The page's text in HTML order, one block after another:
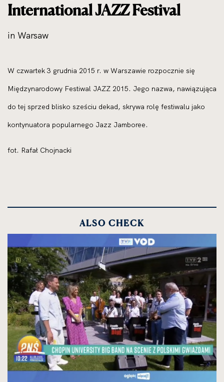
International JAZZ Festival
in Warsaw
W czwar­tek 3 grud­nia 2015 r. w Warszawie roz­pocz­nie się
Międzynarodowy Festiwal JAZZ 2015. Jego nazwa, nawią­zu­ją­ca
do tej sprzed bli­sko sze­ściu dekad, skry­wa rolę festi­wa­lu jako
kon­ty­nu­ato­ra popu­lar­ne­go Jazz Jamboree.
fot. Rafał Chojnacki
ALSO CHECK